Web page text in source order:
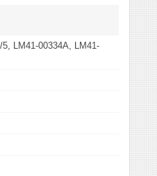
LM41-00334A, LM41-